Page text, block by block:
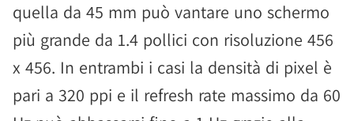
quella da 45 mm può vantare uno schermo
più grande da 1.4 pollici con risoluzione 456
x 456. In entrambi i casi la densità di pixel è
pari a 320 ppi e il refresh rate massimo da 60